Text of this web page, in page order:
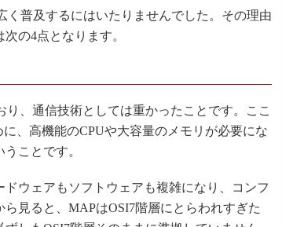
S＆OP
製造業ビッグデータ
メイドインジャパン
海外生産
普及するにはいたりませんでした。その理由
の4点となります。
、通信技術としては重かったことです。ここ
、高機能のCPUや大容量のメモリが必要にな
ことです。
ウェアもソフトウェアも複雑になり、コンフ
見ると、MAPはOSI7階層にとらわれすぎた